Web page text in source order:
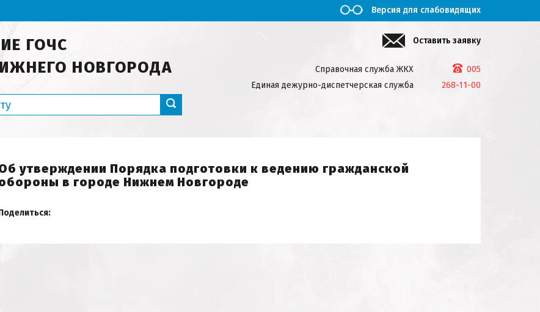
Версия для слабовидящих
ГОЧС
НОВГОРОДА
Оставить заявку
Справочная служба ЖКХ
005
Единая дежурно-диспетчерская служба
268-11-00
утверждении Порядка подготовки к ведению гражданской
в городе Нижнем Новгороде